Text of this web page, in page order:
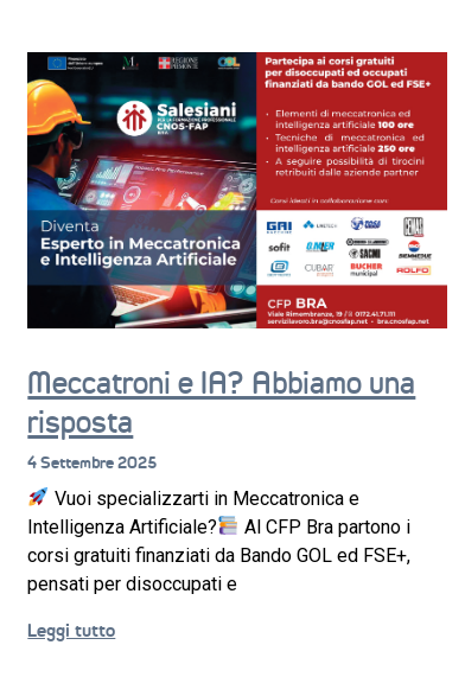
Meccatroni e IA? Abbiamo una
risposta
4 Settembre 2025
Vuoi specializzarti in Meccatronica e
Intelligenza Artificiale?
Al CFP Bra partono i
corsi gratuiti finanziati da Bando GOL ed FSE+,
pensati per disoccupati e
Leggi tutto